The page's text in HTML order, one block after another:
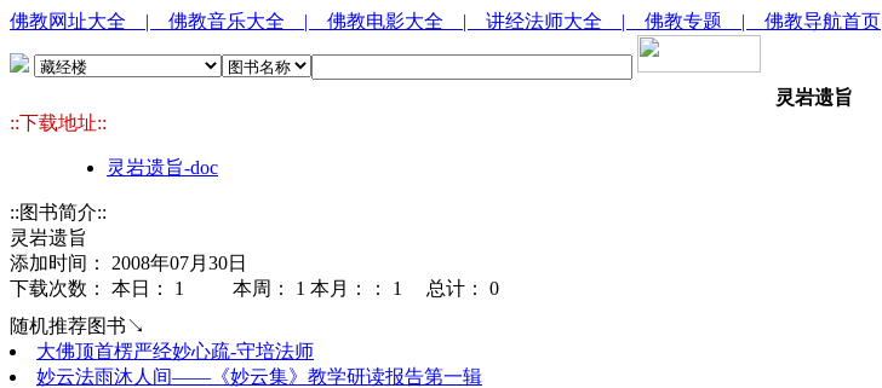
佛教网址大全 | 佛教音乐大全 | 佛教电影大全 | 讲经法师大全 | 佛教专题 | 佛教导航首页
灵岩遗旨
::下载地址::
灵岩遗旨-doc
::图书简介::
灵岩遗旨
添加时间： 2008年07月30日
下载次数： 本日： 1 本周： 1 本月：： 1 总计： 0
随机推荐图书↘
大佛顶首楞严经妙心疏-守培法师
妙云法雨沐人间——《妙云集》教学研读报告第一辑